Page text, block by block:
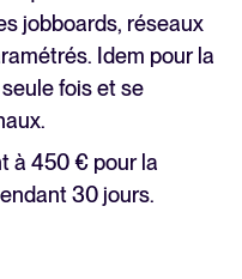
jobboards, réseaux
Idem pour la
fois et se
à 450 € pour la
30 jours.